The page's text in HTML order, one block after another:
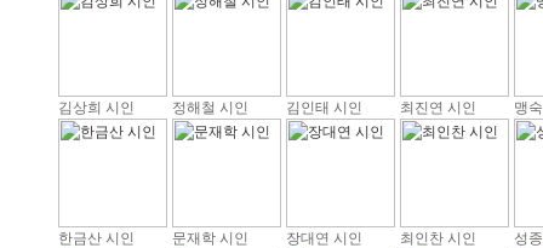
김상희 시인 정해철 시인 김인태 시인 최진연 시인 맹
한금산 시인 문재학 시인 장대연 시인 최인찬 시인 성